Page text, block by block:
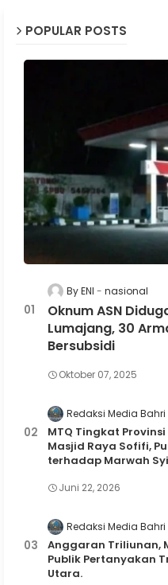
POPULAR POSTS
By ENI nasional
Oknum ASN
Lumajang, 30
Bersubsidi
Oktober 07, 2025
Redaksi Media Bahri
MTQ Tingkat
Masjid Raya Sofifi,
terhadap Marwah
Juni 22, 2026
Redaksi Media Bahri
Anggaran Triliunan,
Publik Pertanyakan
Utara.